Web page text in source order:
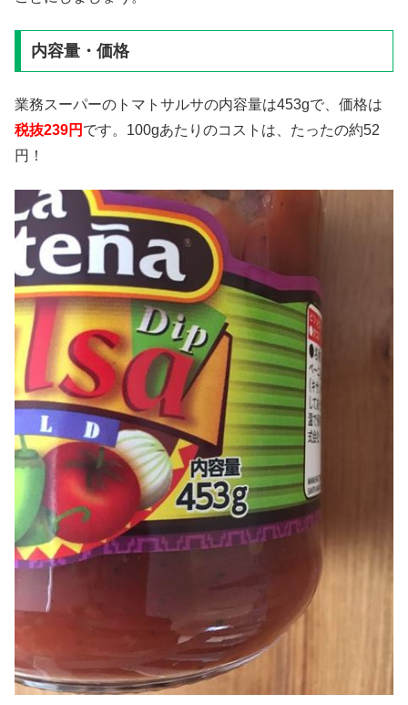
内容量・価格
業務スーパーのトマトサルサの内容量は453gで、価格は
税抜239円 です。100gあたりのコストは、たったの約52
円！